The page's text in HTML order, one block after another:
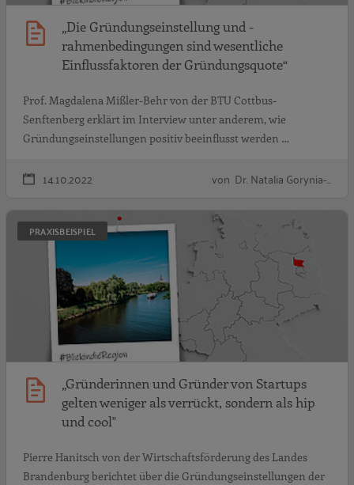
„Die Gründungseinstellung und -
rahmenbedingungen sind wesentliche
Einflussfaktoren der Gründungsquote“
Prof. Magdalena Mißler-Behr von der BTU Cottbus-
Senftenberg erklärt im Interview unter anderem, wie
Gründungseinstellungen positiv beeinflusst werden …
14.10.2022 von Dr. Natalia Gorynia-…
PRAXISBEISPIEL
„Gründerinnen und Gründer von Startups
gelten weniger als verrückt, sondern als hip
und cool"
Pierre Hanitsch von der Wirtschaftsförderung des Landes
Brandenburg berichtet über die Gründungseinstellungen der